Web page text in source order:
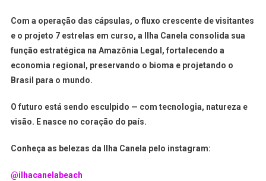
Com a operação das cápsulas, o fluxo crescente de visitantes
e o projeto 7 estrelas em curso, a Ilha Canela consolida sua
função estratégica na Amazônia Legal, fortalecendo a
economia regional, preservando o bioma e projetando o
Brasil para o mundo.
O futuro está sendo esculpido — com tecnologia, natureza e
visão. E nasce no coração do país.
Conheça as belezas da Ilha Canela pelo instagram:
@ilhacanelabeach